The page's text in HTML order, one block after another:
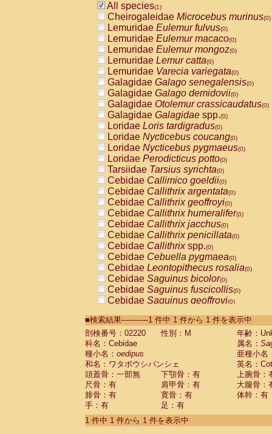
All species(1)
Cheirogaleidae Microcebus murinus(0)
Lemuridae Eulemur fulvus(0)
Lemuridae Eulemur macaco(0)
Lemuridae Eulemur mongoz(0)
Lemuridae Lemur catta(0)
Lemuridae Varecia variegata(0)
Galagidae Galago senegalensis(0)
Galagidae Galago demidovii(0)
Galagidae Otolemur crassicaudatus(0)
Galagidae Galagidae spp.(0)
Loridae Loris tardigradus(0)
Loridae Nycticebus coucang(0)
Loridae Nycticebus pygmaeus(0)
Loridae Perodicticus potto(0)
Tarsiidae Tarsius syrichta(0)
Cebidae Callimico goeldii(0)
Cebidae Callithrix argentata(0)
Cebidae Callithrix geoffroyi(0)
Cebidae Callithrix humeralifer(0)
Cebidae Callithrix jacchus(0)
Cebidae Callithrix penicillata(0)
Cebidae Callithrixspp.(0)
Cebidae Cebuella pygmaea(0)
Cebidae Leontopithecus rosalia(0)
Cebidae Saguinus bicolor(0)
Cebidae Saguinus fuscicollis(0)
Cebidae Saguinus geoffroyi(0)
CebidaeSaguinus labiatus(0)
Cebidae Saguinus leucopus (0)
Cebidae
Cebidae
CebidaeSaguinus nigricollis (0)
Cebidae Saguinus oedipus
Cebidae Saguinus weddelli
Cebidae Saguinusspp.
Cebidae Aotus trivirgatus
Cebidae Cebus albifrons
■検索結果-----------1 件中 1 件から 1 件を表示中
剖検番号：02220
性別：M
年齢：
科名：Cebidae
属名：
種小名： oedipus
亜種小名
和名：ワタボウシパンシェ
英名：
頭蓋骨：一部無
下顎骨：有
上腕骨：
尺骨：有
肩甲骨：有
大腿骨：
腓骨：有
寛骨：有
体幹：有
手：有
足：有
1 件中 1 件から 1 件を表示中